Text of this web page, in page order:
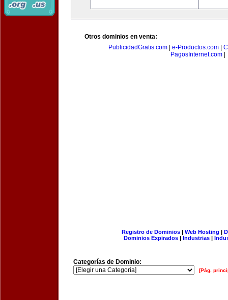
Otros dominios en venta:
PublicidadGratis.com
e-Productos.com
PagosInternet.com
Registro de Dominios| Web Hosting |
Dominios Expirados | Industrias |
Categorías de Dominio:
[Pág.